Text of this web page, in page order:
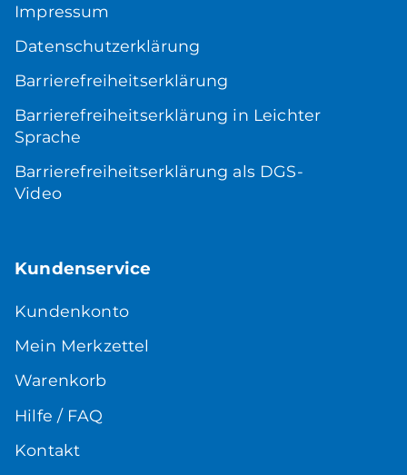
Impressum
Datenschutzerklärung
Barrierefreiheitserklärung
Barrierefreiheitserklärung in Leichter
Sprache
Barrierefreiheitserklärung als DGS-
Video
Kundenservice
Kundenkonto
Mein Merkzettel
Warenkorb
Hilfe / FAQ
Kontakt